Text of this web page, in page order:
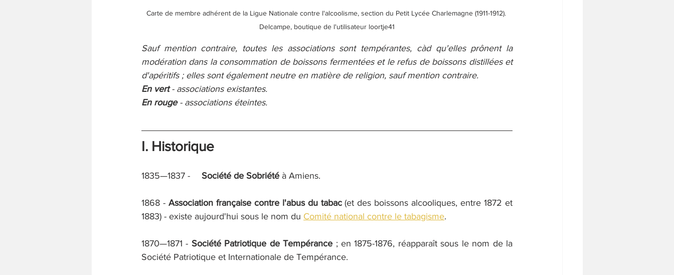
Carte de membre adhérent de la Ligue Nationale contre l'alcoolisme, section du Petit Lycée Charlemagne (1911-1912).
Delcampe, boutique de l'utilisateur loortje41
Sauf mention contraire, toutes les associations sont tempérantes, càd qu'elles prônent la
modération dans la consommation de boissons fermentées et le refus de boissons distillées et
d'apéritifs ; elles sont également neutre en matière de religion, sauf mention contraire.
En vert - associations existantes.
En rouge - associations éteintes.
I. Historique
Société de Sobriété à Amiens.
1868 - Association française contre l'abus du tabac (et des boissons alcooliques, entre 1872 et
1883) - existe aujourd'hui sous le nom du Comité national contre le tabagisme.
1870—1871 - Société Patriotique de Tempérance ; en 1875-1876, réapparaît sous le nom de la
Société Patriotique et Internationale de Tempérance.